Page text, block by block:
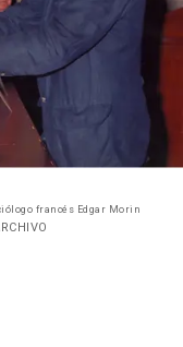
francés Edgar Morin